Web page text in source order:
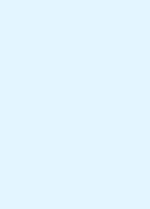
pozorne